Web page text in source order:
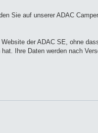
Sie auf unserer ADAC
der ADAC SE, ohne
Ihre Daten werden nach